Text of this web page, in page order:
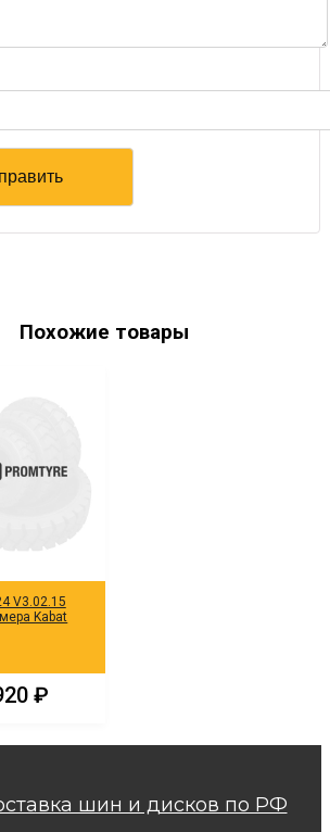
Похожие товары
V3.02.15
Kabat
₽
шин и дисков по РФ